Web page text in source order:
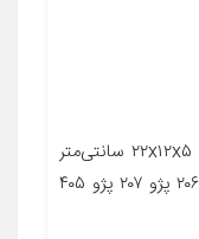
معرفی محصول جزئیات محصول ابعاد ۲۲x۱۲x۵ سانتی‌متر
جنس ویسکوز مناسب برای خودرو پژو ۲۰۶ پژو ۲۰۷ پژو ۴۰۵